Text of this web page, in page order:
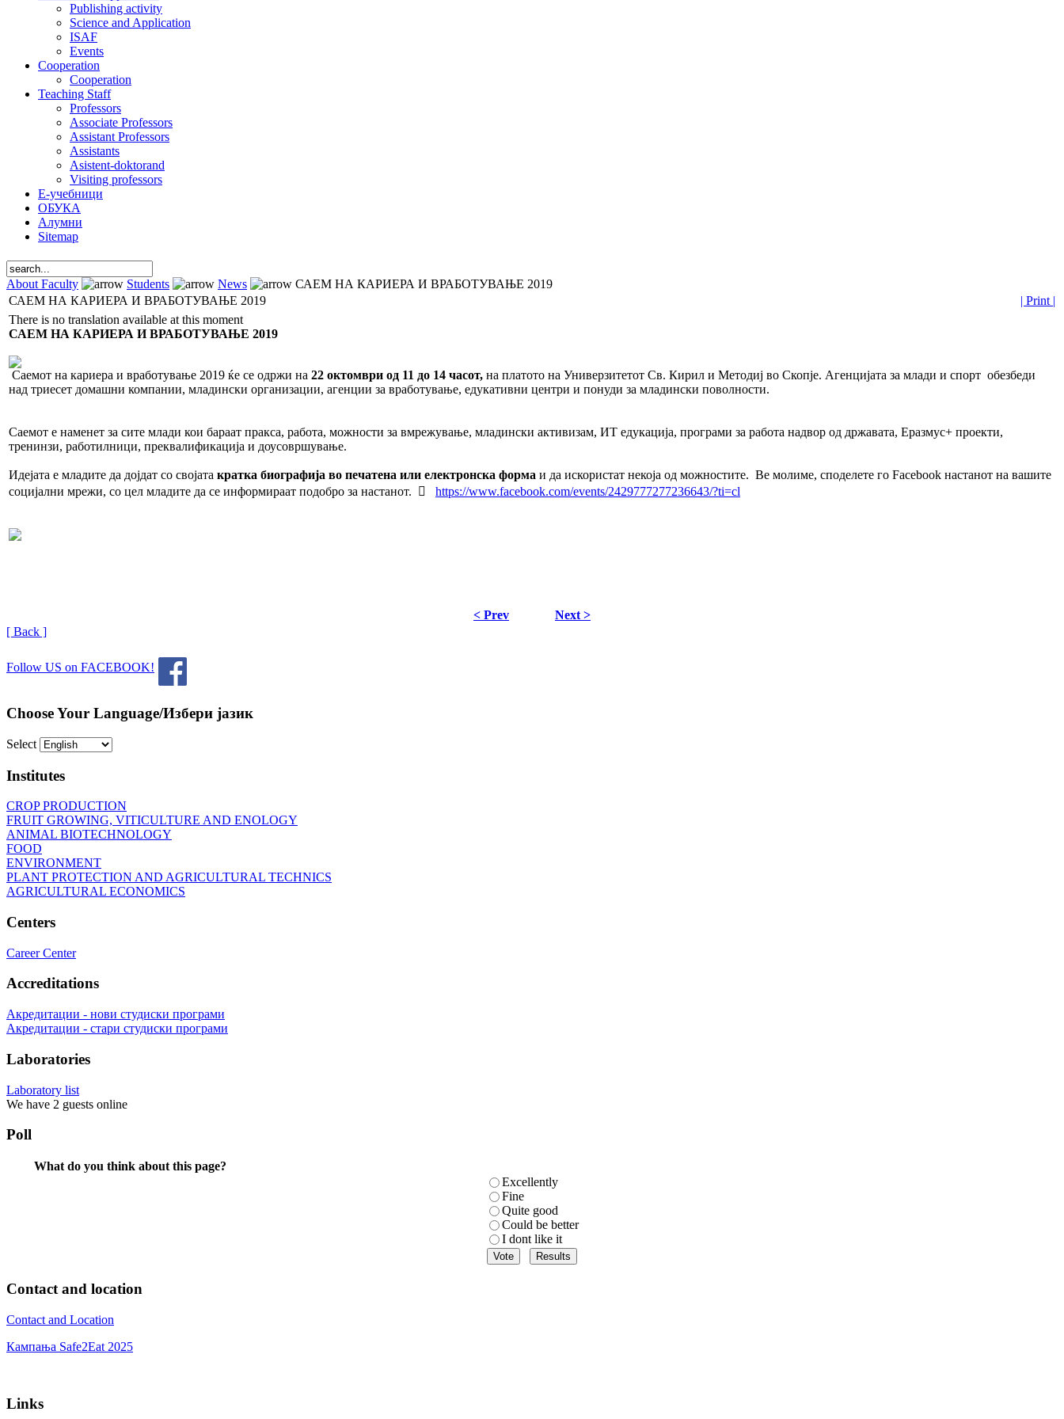
Publishing activity
Science and Application
ISAF
Events
Cooperation
Cooperation
Teaching Staff
Professors
Associate Professors
Assistant Professors
Assistants
Asistent-doktorand
Visiting professors
Е-учебници
ОБУКА
Алумни
Sitemap
About Faculty Students News
САЕМ НА КАРИЕРА И ВРАБОТУВАЊЕ 2019
САЕМ НА КАРИЕРА И ВРАБОТУВАЊЕ 2019
| Print |
There is no translation available at this moment
САЕМ НА КАРИЕРА И ВРАБОТУВАЊЕ 2019
Саемот на кариера и вработување 2019 ќе се одржи на 22 октомври од 11 до 14 часот, на платото на Универзитетот Св. Кирил и Методиј во Скопје. Агенцијата за млади и спорт обезбеди
над триесет домашни компании, младински организации, агенции за вработување, едукативни центри и понуди за младински поволности.
Саемот е наменет за сите млади кои бараат пракса, работа, можности за вмрежување, младински активизам, ИТ едукација, програми за работа надвор од државата, Еразмус+ проекти,
тренинзи, работилници, преквалификација и доусовршување.
Идејата е младите да дојдат со својата кратка биографија во печатена или електронска форма и да искористат некоја од можностите. Ве молиме, споделете го Facebook настанот на вашите
социјални мрежи, со цел младите да се информираат подобро за настанот.
 https://www.facebook.com/events/2429777277236643/?ti=cl
< Prev
Next >
[ Back ]
Follow US on FACEBOOK!
Choose Your Language/Избери јазик
Select
Institutes
CROP PRODUCTION
FRUIT GROWING, VITICULTURE AND ENOLOGY
ANIMAL BIOTECHNOLOGY
FOOD
ENVIRONMENT
PLANT PROTECTION AND AGRICULTURAL TECHNICS
AGRICULTURAL ECONOMICS
Centers
Career Center
Accreditations
Акредитации - нови студиски програми
Акредитации - стари студиски програми
Laboratories
Laboratory list
We have 2 guests online
Poll
What do you think about this page?
Excellently
Fine
Quite good
Could be better
I dont like it
Contact and location
Contact and Location
Кампања Safe2Eat 2025
Links